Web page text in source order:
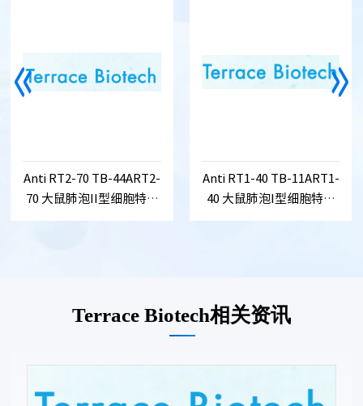
Anti RT2-70 TB-44ART2-
70 大鼠肺泡II型细胞特异
性抗体
Anti RT1-40 TB-11ART1-
40 大鼠肺泡I型细胞特异
性抗体
Terrace Biotech相关资讯